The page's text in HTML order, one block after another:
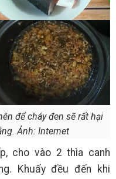
để cháy đen sẽ rất hại
Ảnh: Internet
cho vào 2 thìa canh
Khuấy đều đến khi